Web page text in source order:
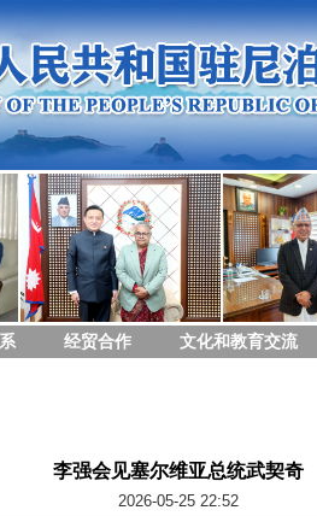
经贸合作 文化和教育交流
李强会见塞尔维亚总统武契奇
2026-05-25 22:52